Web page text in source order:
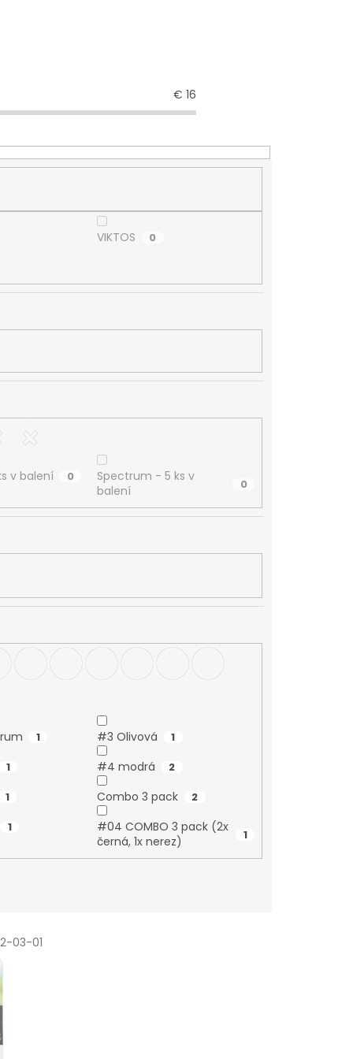
€ 16
VIKTOS 0
v balení 0
Spectrum - 5 ks v
balení
0
1 #3 Olivová 1
1 #4 modrá 2
1 Combo 3 pack 2
1
#04 COMBO 3 pack (2x
černá, 1x nerez)
1
03-01